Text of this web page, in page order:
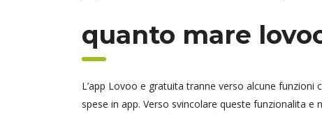
quanto mare
L’app Lovoo e gratuita tranne verso alcune
spese in app. Verso svincolare queste funzionalita